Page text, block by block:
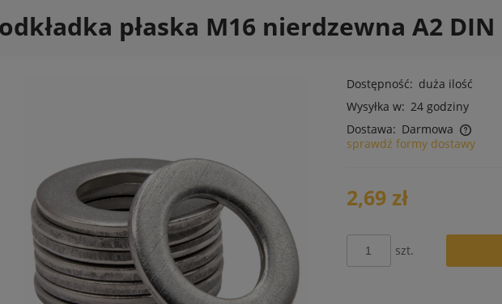
płaska M16 nierdzewna A2
Dostępność: duża ilość
Wysyłka w: 24 godziny
Dostawa: Darmowa
płatności
sprawdź formy dostawy
2,69 zł
szt.